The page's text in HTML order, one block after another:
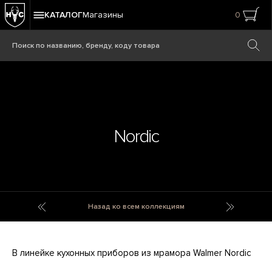
КАТАЛОГМагазины 0
Nordic
Nirvana OzzoНазад ко всем коллекциям
В линейке кухонных приборов из мрамора Walmer Nordic